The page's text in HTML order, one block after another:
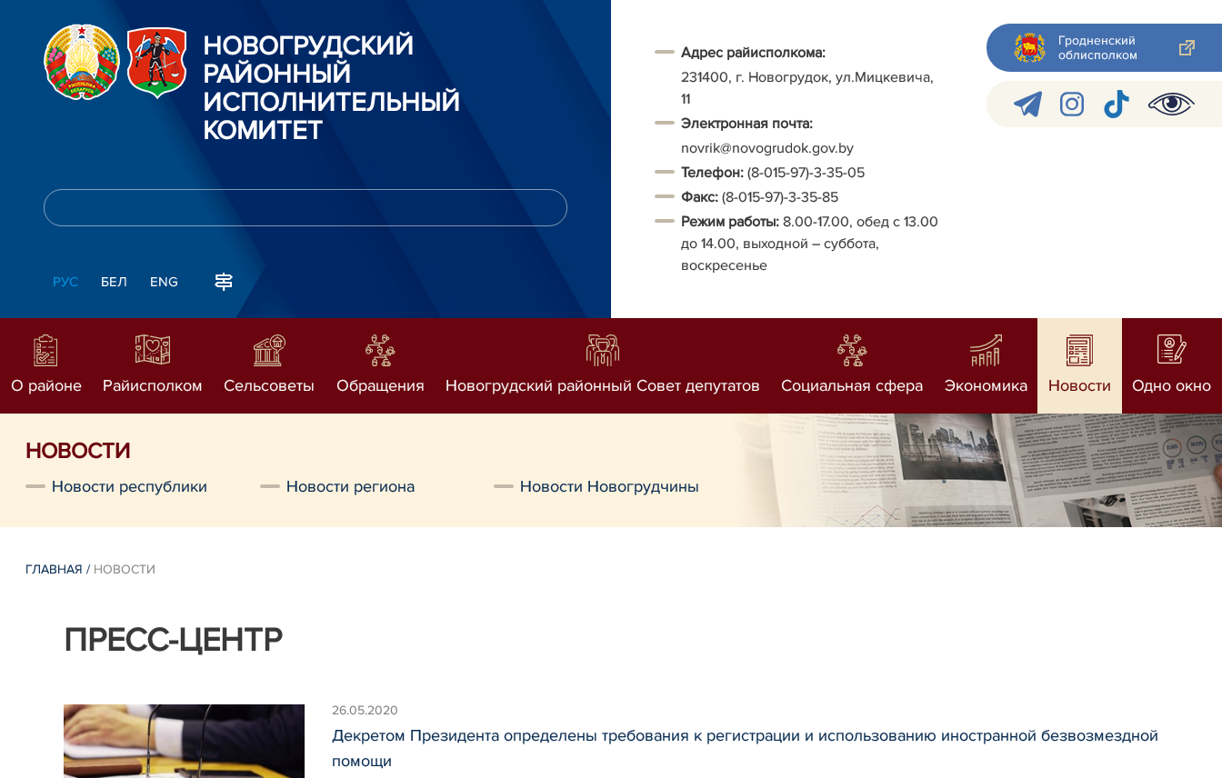
НОВОГРУДСКИЙ
РАЙОННЫЙ
ИСПОЛНИТЕЛЬНЫЙ
КОМИТЕТ
РУС БЕЛ ENG
Адрес райисполкома:
231400, г. Новогрудок, ул.Мицкевича,
11
Электронная почта:
novrik@novogrudok.gov.by
Телефон: (8-015-97)-3-35-05
Факс: (8-015-97)-3-35-85
Режим работы: 8.00-17.00, обед с 13.00
до 14.00, выходной – суббота,
воскресенье
Гродненский
облисполком
О районе Райисполком Сельсоветы Обращения Новогрудский районный Совет депутатов Социальная сфера Экономика Новости Одно окно
НОВОСТИ
Новости республики Новости региона Новости Новогрудчины
ГЛАВНАЯ / НОВОСТИ
ПРЕСС-ЦЕНТР
26.05.2020
Декретом Президента определены требования к регистрации и использованию иностранной безвозмездной
помощи